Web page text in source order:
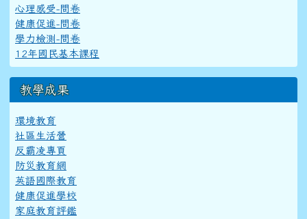
心理感受-問卷
健康促進-問卷
學力檢測-問卷
12年國民基本課程
教學成果
環境教育
社區生活營
反霸凌專頁
防災教育網
英語國際教育
健康促進學校
家庭教育評鑑